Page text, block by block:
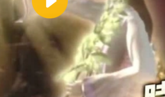
Play
Video